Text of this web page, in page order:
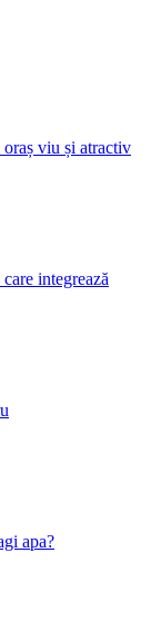
viu și atractiv
integrează
apa?